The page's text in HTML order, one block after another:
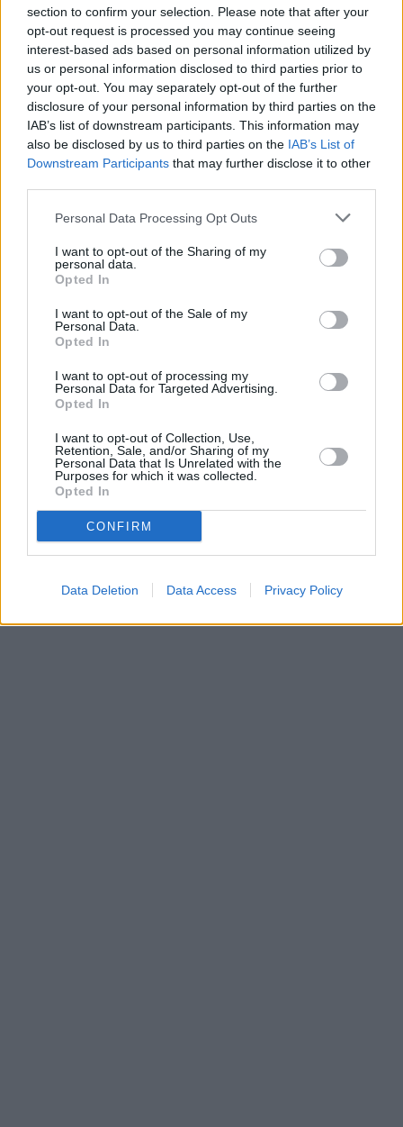
section to confirm your selection. Please note that after your
opt-out request is processed you may continue seeing
interest-based ads based on personal information utilized by
us or personal information disclosed to third parties prior to
your opt-out. You may separately opt-out of the further
disclosure of your personal information by third parties on the
IAB’s list of downstream participants. This information may
also be disclosed by us to third parties on the IAB’s List of
Downstream Participants that may further disclose it to other
Personal Data Processing Opt Outs
I want to opt-out of the Sharing of my
personal data.
Opted In
I want to opt-out of the Sale of my
Personal Data.
Opted In
I want to opt-out of processing my
Personal Data for Targeted Advertising.
Opted In
I want to opt-out of Collection, Use,
Retention, Sale, and/or Sharing of my
Personal Data that Is Unrelated with the
Purposes for which it was collected.
Opted In
CONFIRM
Data Deletion Data Access Privacy Policy
okres Jihlava)
07.08.2026 -
Specialista pro elektronická zařízení údržby (m/ž) (tř.
Klementa 869, Mladá Boleslav II)
06.08.2026 -Bosch Powertrain s.r.o. Jihlava • CNC operátor• mzda
Kč • náborový bonus 50.000 Kč • příspěvek na ubytování (Jihlava,
Jihlava)
06.08.2026 - Bosch Powertrain s.r.o. • montážní dělník • mzda 44.700
týdenní zálohy na mzdu 2.000 Kč (Jihlava, okres Jihlava)
... další nabídky zaměstnání
Vybrané články
Prima sport - co nabídne v prvním
Parabola.cz
- web o satelitní, terestrické a kabelové televizi, ©
O webu parabola.cz •O souborech cookies•
Kontakt
Dovolená u moře•Bazény